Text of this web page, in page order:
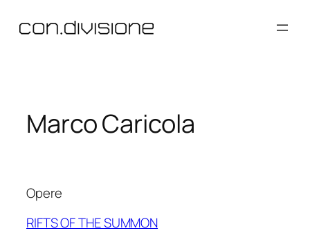
Marco Caricola
Opere
RIFTS OF THE SUMMON